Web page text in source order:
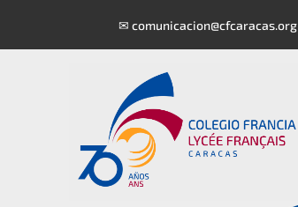
✉comunicacion@cfcaracas.org